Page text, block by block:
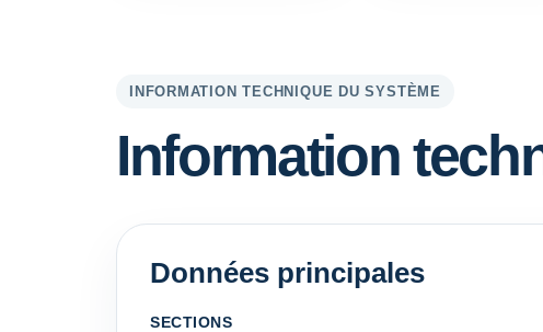
INFORMATION TECHNIQUE DU SYSTÈME
Information
Données principales
SECTIONS